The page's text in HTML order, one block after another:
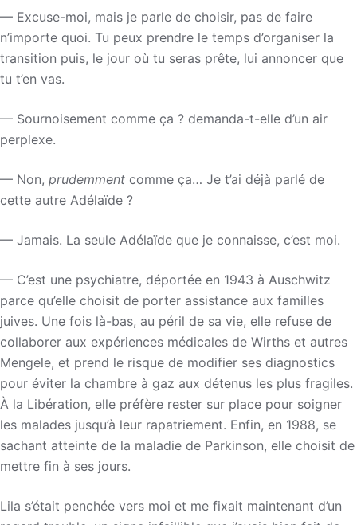
— Excuse-moi, mais je parle de choisir, pas de faire
n’importe quoi. Tu peux prendre le temps d’organiser la
transition puis, le jour où tu seras prête, lui annoncer que
tu t’en vas.
— Sournoisement comme ça ? demanda-t-elle d’un air
perplexe.
— Non, prudemment comme ça… Je t’ai déjà parlé de
cette autre Adélaïde ?
— Jamais. La seule Adélaïde que je connaisse, c’est moi.
— C’est une psychiatre, déportée en 1943 à Auschwitz
parce qu’elle choisit de porter assistance aux familles
juives. Une fois là-bas, au péril de sa vie, elle refuse de
collaborer aux expériences médicales de Wirths et autres
Mengele, et prend le risque de modifier ses diagnostics
pour éviter la chambre à gaz aux détenus les plus fragiles.
À la Libération, elle préfère rester sur place pour soigner
les malades jusqu’à leur rapatriement. Enfin, en 1988, se
sachant atteinte de la maladie de Parkinson, elle choisit de
mettre fin à ses jours.
Lila s’était penchée vers moi et me fixait maintenant d’un